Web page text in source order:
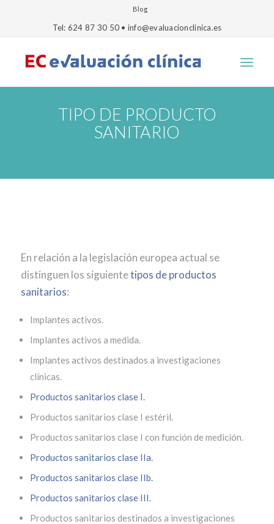
Blog
Tel: 624 87 30 50 • info@evaluacionclinica.es
TIPO DE PRODUCTO
SANITARIO
En relación a la legislación europea actual se
distinguen los siguientetipos de productos
sanitarios:
Implantes activos.
Implantes activos a medida.
Implantes activos destinados a investigaciones
clínicas.
Productos sanitarios clase I.
Productos sanitarios clase I estéril.
Productos sanitarios clase I con función de medición.
Productos sanitarios clase IIa.
Productos sanitarios clase IIb.
Productos sanitarios clase III.
Productos sanitarios destinados a investigaciones